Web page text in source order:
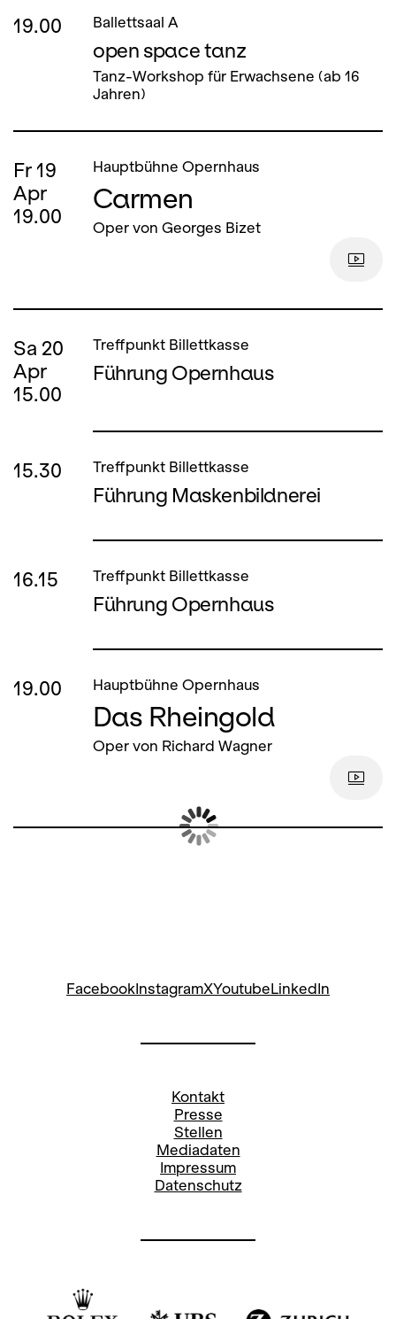
19.00 Ballettsaal A
open space tanz
Tanz-Workshop für Erwachsene (ab 16
Jahren)
Fr 19
Apr
19.00
Hauptbühne Opernhaus
Carmen
Oper von Georges Bizet
Sa 20
Apr
15.00
Treffpunkt Billettkasse
Führung Opernhaus
15.30 Treffpunkt Billettkasse
Führung Maskenbildnerei
16.15 Treffpunkt Billettkasse
Führung Opernhaus
19.00 Hauptbühne Opernhaus
Das Rheingold
Oper von Richard Wagner
FacebookInstagramXYoutubeLinkedIn
Kontakt
Presse
Stellen
Mediadaten
Impressum
Datenschutz